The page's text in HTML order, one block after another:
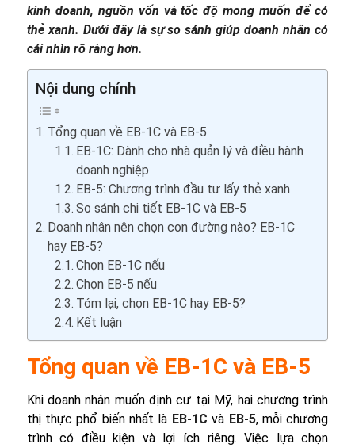
kinh doanh, nguồn vốn và tốc độ mong muốn để có
thẻ xanh. Dưới đây là sự so sánh giúp doanh nhân có
cái nhìn rõ ràng hơn.
Nội dung chính
Tổng quan về EB-1C và EB-5
EB-1C: Dành cho nhà quản lý và điều hành
doanh nghiệp
EB-5: Chương trình đầu tư lấy thẻ xanh
So sánh chi tiết EB-1C và EB-5
Doanh nhân nên chọn con đường nào? EB-1C
hay EB-5?
Chọn EB-1C nếu
Chọn EB-5 nếu
Tóm lại, chọn EB-1C hay EB-5?
Kết luận
Tổng quan về EB-1C và EB-5
Khi doanh nhân muốn định cư tại Mỹ, hai chương trình
thị thực phổ biến nhất là EB-1C và EB-5, mỗi chương
trình có điều kiện và lợi ích riêng. Việc lựa chọn